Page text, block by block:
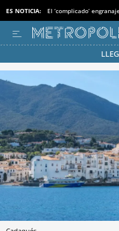
ES NOTICIA: El ‘complicado’
Pásate al